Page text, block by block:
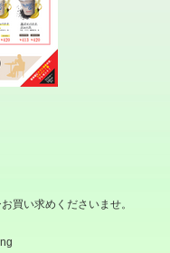
買い求めくださいませ。